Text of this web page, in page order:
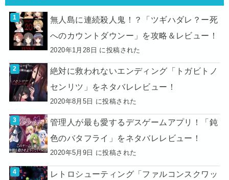
無人島に連続殺人鬼！？「ツギハダレ？ー死
へのカウントダウンー」を攻略＆レビュー！
2020年1月28日 に投稿された
絶対に救われないエンディング「トガビトノ
センリツ」をネタバレレビュー！
2020年8月5日 に投稿された
管理人が最も愛するデスゲームアプリ！「鈍
色のバタフライ」をネタバレレビュー！
2020年5月9日 に投稿された
レトロシューティング「ファルコンスクワッ